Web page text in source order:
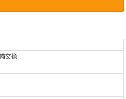
交換